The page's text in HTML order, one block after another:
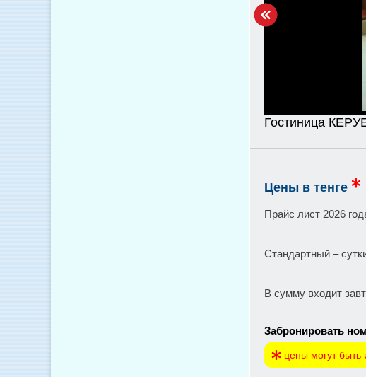
Гостиница
Цены в тенге
Прайс лист 2026
Стандартный –
В сумму входит
Забронировать
цены могут